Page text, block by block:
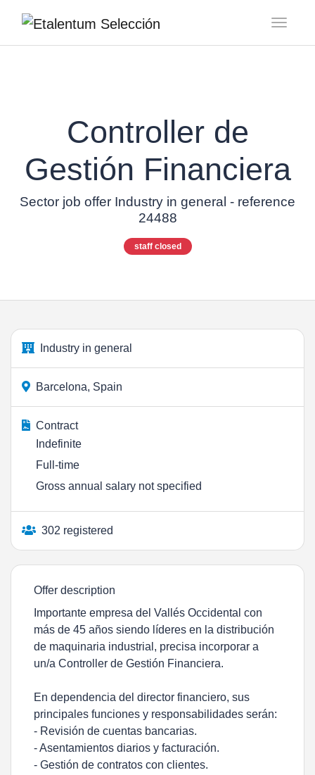
Controller de
Gestión Financiera
Sector job offer Industry in general - reference
24488
staff closed
Industry in general
Barcelona, Spain
Contract
Indefinite
Full-time
Gross annual salary not specified
302 registered
Offer description
Importante empresa del Vallés Occidental con
más de 45 años siendo líderes en la distribución
de maquinaria industrial, precisa incorporar a
un/a Controller de Gestión Financiera.
En dependencia del director financiero, sus
principales funciones y responsabilidades serán:
- Revisión de cuentas bancarias.
- Asentamientos diarios y facturación.
- Gestión de contratos con clientes.